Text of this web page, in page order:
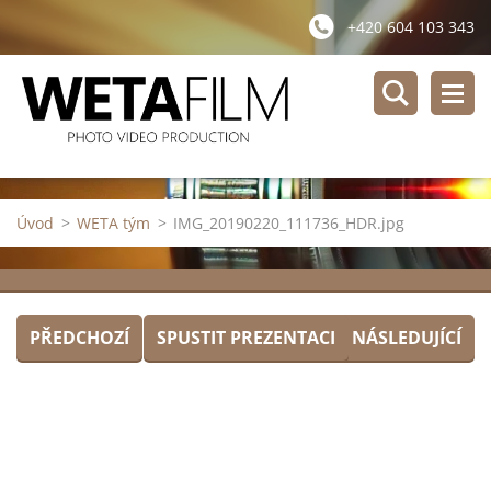
+420 604 103 343
Úvod > WETA tým > IMG_20190220_111736_HDR.jpg
PŘEDCHOZÍ SPUSTIT PREZENTACI NÁSLEDUJÍCÍ